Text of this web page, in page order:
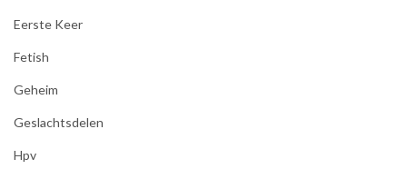
Eerste Keer
Fetish
Geheim
Geslachtsdelen
Hpv